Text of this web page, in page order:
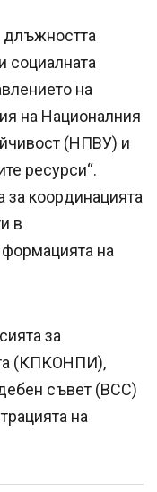
длъжността
социалната
на
на Националния
(НПВУ) и
ресурси“.
за координацията
в
формацията на
за
(КПКОНПИ),
съвет (ВСС)
на